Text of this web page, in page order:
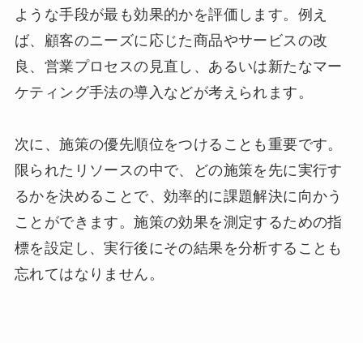
ような手段が最も効果的かを評価します。例え
ば、顧客のニーズに応じた商品やサービスの改
良、営業プロセスの見直し、あるいは新たなマー
ケティング手法の導入などが考えられます。
次に、施策の優先順位をつけることも重要です。
限られたリソースの中で、どの施策を先に実行す
るかを決めることで、効率的に課題解決に向かう
ことができます。施策の効果を測定するための指
標を設定し、実行後にその結果を分析することも
忘れてはなりません。